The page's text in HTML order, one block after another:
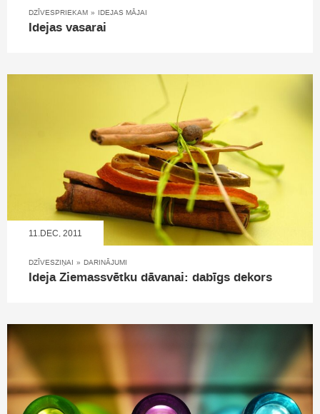
DZĪVESPRIEKAM » IDEJAS MĀJAI
Idejas vasarai
11.DEC, 2011
DZĪVESZIŅAI » DARINĀJUMI
Ideja Ziemassvētku dāvanai: dabīgs dekors